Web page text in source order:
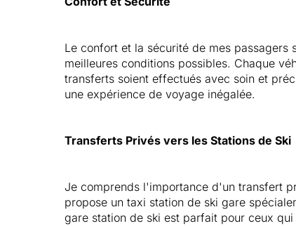
Le confort et la sécurité de mes passagers
meilleures conditions possibles. Chaque
transferts soient effectués avec soin et
une expérience de voyage inégalée.
Transferts Privés vers les Stations de Ski
Je comprends l'importance d'un transfert
propose un taxi station de ski gare
gare station de ski est parfait pour ceux